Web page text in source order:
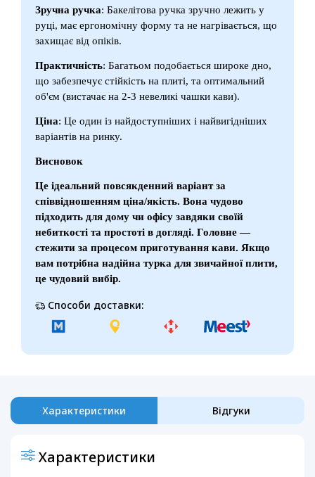
Зручна ручка: Бакелітова ручка зручно лежить у
руці, має ергономічну форму та не нагрівається, що
захищає від опіків.
Практичність: Багатьом подобається широке дно,
що забезпечує стійкість на плиті, та оптимальний
об'єм (вистачає на 2-3 невеликі чашки кави).
Ціна: Це один із найдоступніших і найвигідніших
варіантів на ринку.
Висновок
Це ідеальний повсякденний варіант за
співвідношенням ціна/якість. Вона чудово
підходить для дому чи офісу завдяки своїй
небиткості та простоті в догляді. Головне —
стежити за процесом приготування кави. Якщо
вам потрібна надійна турка для звичайної плити,
це чудовий вибір.
Способи доставки:
Характеристики Відгуки
Характеристики